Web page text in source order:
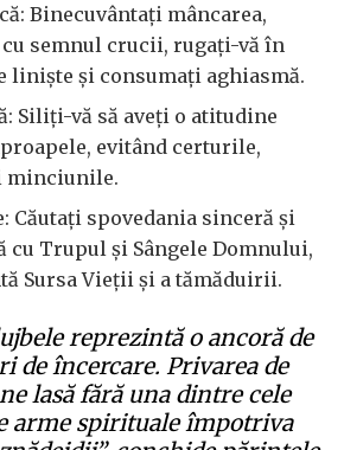
Binecuvântați mâncarea,
semnul crucii, rugați-vă în
liniște și consumați aghiasmă.
Siliți-vă să aveți o atitudine
evitând certurile,
minciunile.
Căutați spovedania sinceră și
cu Trupul și Sângele Domnului,
Sursa Vieții și a tămăduirii.
reprezintă o ancoră de
de încercare. Privarea de
lasă fără una dintre cele
arme spirituale împotriva